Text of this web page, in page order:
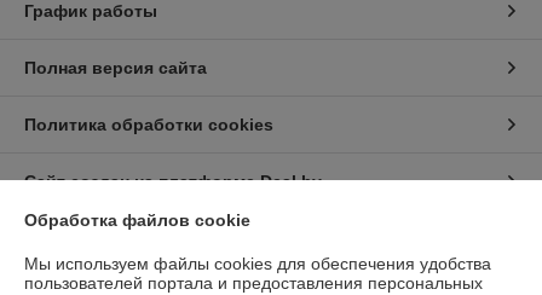
График работы
Полная версия сайта
Политика обработки cookies
Сайт создан на платформе Deal.by
Информация для покупателя
Обработка файлов cookie
Мы используем файлы cookies для обеспечения удобства
пользователей портала и предоставления персональных